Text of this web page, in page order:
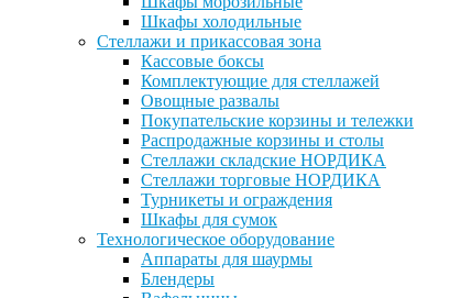
Шкафы холодильные
Стеллажи и прикассовая зона
Кассовые боксы
Комплектующие для стеллажей
Овощные развалы
Покупательские корзины и тележки
Распродажные корзины и столы
Стеллажи складские НОРДИКА
Стеллажи торговые НОРДИКА
Турникеты и ограждения
Шкафы для сумок
Технологическое оборудование
Аппараты для шаурмы
Блендеры